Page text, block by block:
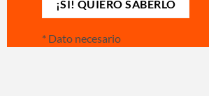
* Dato necesario